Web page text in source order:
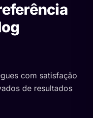
com satisfação
de resultados